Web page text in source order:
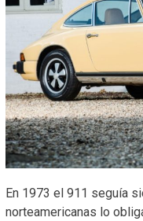
En 1973 el 911 seguía
norteamericanas lo